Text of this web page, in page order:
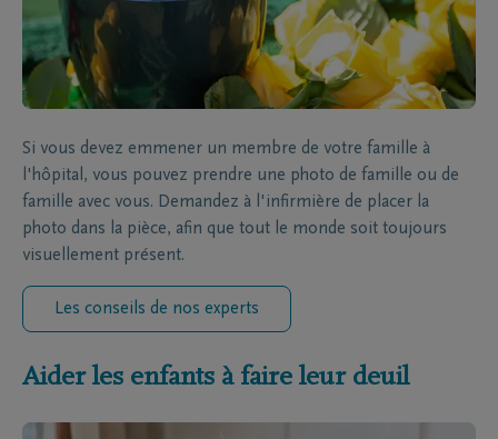
Si vous devez emmener un membre de votre famille à
l'hôpital, vous pouvez prendre une photo de famille ou de
famille avec vous. Demandez à l'infirmière de placer la
photo dans la pièce, afin que tout le monde soit toujours
visuellement présent.
Les conseils de nos experts
Aider les enfants à faire leur deuil